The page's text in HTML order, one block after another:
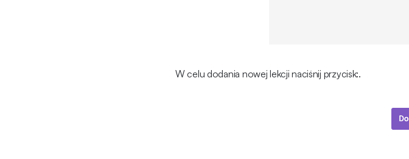
W celu dodania nowej lekcji naciśnij przycisk:.